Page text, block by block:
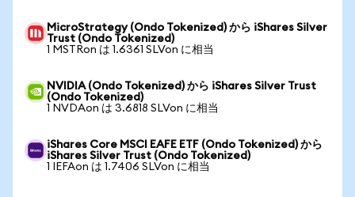
MicroStrategy (Ondo Tokenized) から iShares Silver
Trust (Ondo Tokenized)
1 MSTRon は 1.6361 SLVon に相当
NVIDIA (Ondo Tokenized) から iShares Silver Trust
(Ondo Tokenized)
1 NVDAon は 3.6818 SLVon に相当
iShares Core MSCI EAFE ETF (Ondo Tokenized) から
iShares Silver Trust (Ondo Tokenized)
1 IEFAon は 1.7406 SLVon に相当